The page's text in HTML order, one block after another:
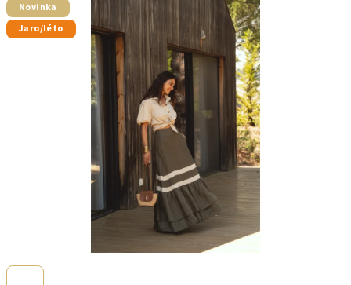
produktu
je
0,0
Novinka
Jaro/léto